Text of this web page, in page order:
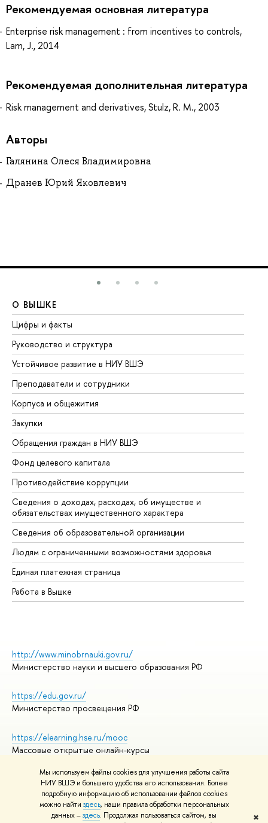
Мы используем файлы cookies для улучшения работы сайта
НИУ ВШЭ и большего удобства его использования. Более
подробную информацию об использовании файлов cookies
можно найти здесь, наши правила обработки персональных
данных –здесь. Продолжая пользоваться сайтом, вы
✖
Рекомендуемая основная литература
Enterprise risk management : from incentives to controls,
Lam, J., 2014
Рекомендуемая дополнительная литература
Risk management and derivatives, Stulz, R. M., 2003
Авторы
Галянина Олеся Владимировна
Дранев Юрий Яковлевич
О ВЫШКЕ
Цифры и факты
Руководство и структура
Устойчивое развитие в НИУ ВШЭ
Преподаватели и сотрудники
Корпуса и общежития
Закупки
Обращения граждан в НИУ ВШЭ
Фонд целевого капитала
Противодействие коррупции
Сведения о доходах, расходах, об имуществе и
обязательствах имущественного характера
Сведения об образовательной организации
Людям с ограниченными возможностями здоровья
Единая платежная страница
Работа в Вышке
http://www.minobrnauki.gov.ru/
Министерство науки и высшего образования РФ
https://edu.gov.ru/
Министерство просвещения РФ
https://elearning.hse.ru/mooc
Массовые открытые онлайн-курсы
© НИУ ВШЭ 1993–2026
Адреса и контакты
Условия использования материалов